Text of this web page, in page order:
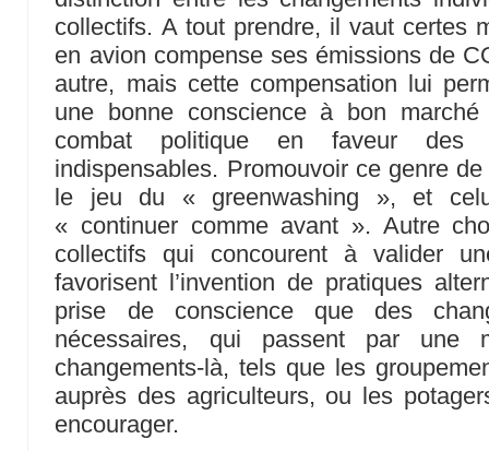
collectifs. A tout prendre, il vaut certes
en avion compense ses émissions de
autre, mais cette compensation lui
une bonne conscience à bon
combat politique en faveur des
indispensables. Promouvoir ce genre
le jeu du « greenwashing », et
« continuer comme avant ». Autre
collectifs qui concourent à valider
favorisent l’invention de pratiques
prise de conscience que des
nécessaires, qui passent par une
changements-là, tels que les
auprès des agriculteurs, ou les
encourager.